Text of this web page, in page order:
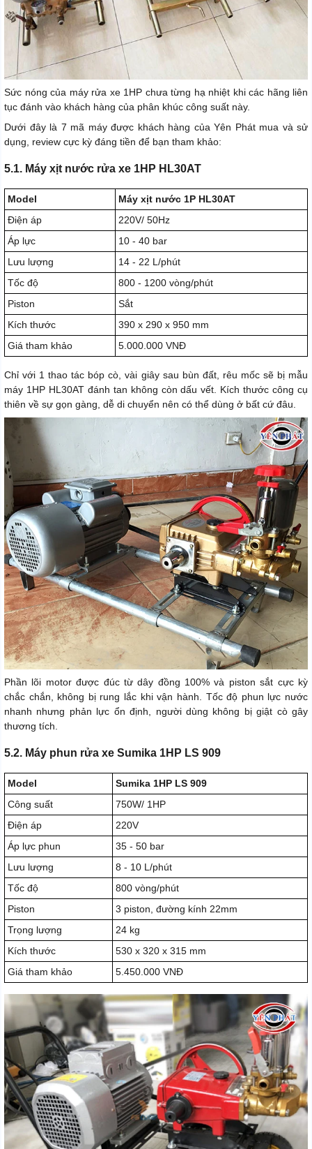
Sức nóng của máy rửa xe 1HP chưa từng hạ nhiệt khi các hãng liên
tục đánh vào khách hàng của phân khúc công suất này.
Dưới đây là 7 mã máy được khách hàng của Yên Phát mua và sử
dụng, review cực kỳ đáng tiền để bạn tham khảo:
5.1. Máy xịt nước rửa xe 1HP HL30AT
Model
Máy xịt nước 1P HL30AT
Điện áp
220V/ 50Hz
Áp lực
10 - 40 bar
Lưu lượng
14 - 22 L/phút
Tốc độ
800 - 1200 vòng/phút
Piston
Sắt
Kích thước
390 x 290 x 950 mm
Giá tham khảo
5.000.000 VNĐ
Chỉ với 1 thao tác bóp cò, vài giây sau bùn đất, rêu mốc sẽ bị mẫu
máy 1HP HL30AT đánh tan không còn dấu vết. Kích thước công cụ
thiên về sự gọn gàng, dễ di chuyển nên có thể dùng ở bất cứ đâu.
Phần lõi motor được đúc từ dây đồng 100% và piston sắt cực kỳ
chắc chắn, không bị rung lắc khi vận hành. Tốc độ phun lực nước
nhanh nhưng phản lực ổn định, người dùng không bị giật cò gây
thương tích.
5.2. Máy phun rửa xe Sumika 1HP LS 909
Model
Sumika 1HP LS 909
Công suất
750W/ 1HP
Điện áp
220V
Áp lực phun
35 - 50 bar
Lưu lượng
8 - 10 L/phút
Tốc độ
800 vòng/phút
Piston
3 piston, đường kính 22mm
Trọng lượng
24 kg
Kích thước
530 x 320 x 315 mm
Giá tham khảo
5.450.000 VNĐ